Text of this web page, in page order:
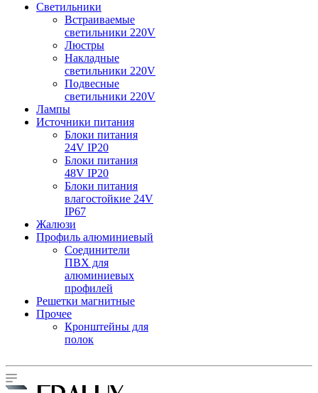
Светильники
Встраиваемые
светильники 220V
Люстры
Накладные
светильники 220V
Подвесные
светильники 220V
Лампы
Источники питания
Блоки питания
24V IP20
Блоки питания
48V IP20
Блоки питания
влагостойкие 24V
IP67
Жалюзи
Профиль алюминиевый
Соединители
ПВХ для
алюминиевых
профилей
Решетки магнитные
Прочее
Кронштейны для
полок